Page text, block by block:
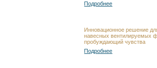
Подробнее
Инновационное решение
навесных вентилируемых
пробуждающий чувства
Подробнее